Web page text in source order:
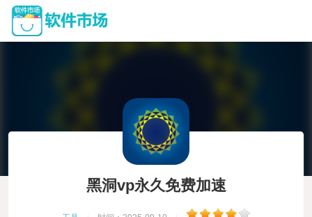
黑洞vp永久免费加速